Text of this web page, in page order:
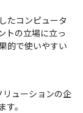
たコンピュータ
トの立場に立っ
的で使いやすい
ューションの企
。